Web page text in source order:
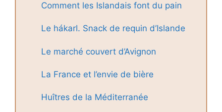
Comment les Islandais font du pain
Le hákarl. Snack de requin d’Islande
Le marché couvert d’Avignon
La France et l’envie de bière
Huîtres de la Méditerranée